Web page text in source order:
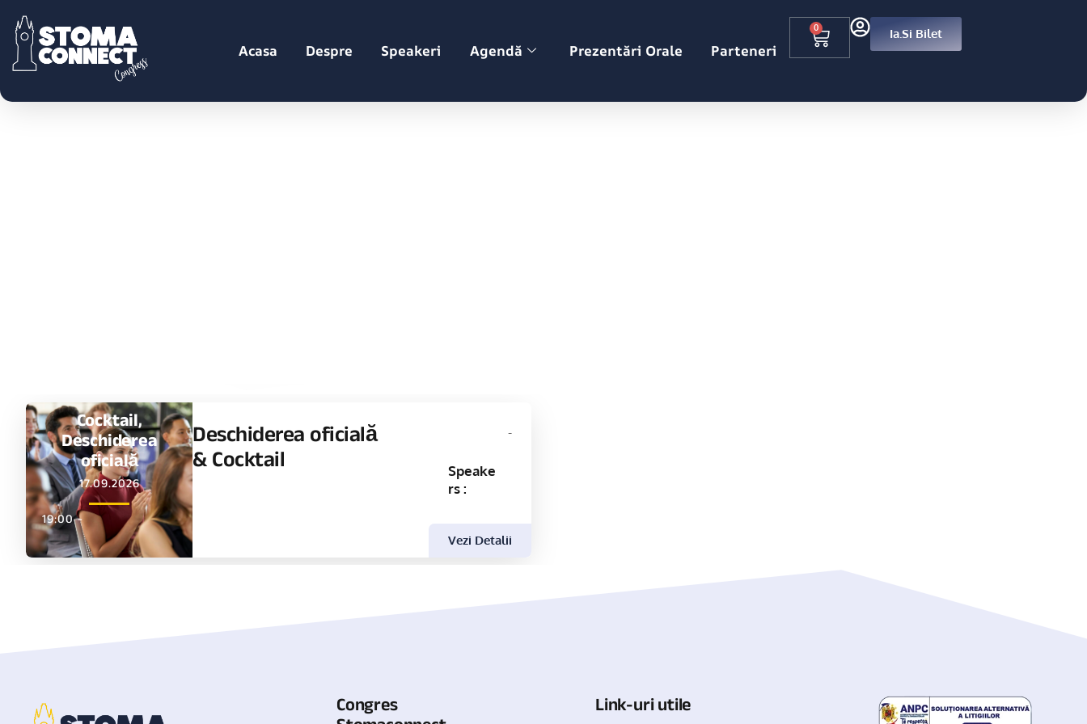
Acasa Despre Speakeri Agendă Prezentări Orale Parteneri
0 Ia.si Bilet
Cocktail,
Deschiderea
oficială
17.09.2026
19:00 -
Deschiderea oficială
& Cocktail
Speake
rs :
-
Vezi Detalii
Congres
Link-uri utile